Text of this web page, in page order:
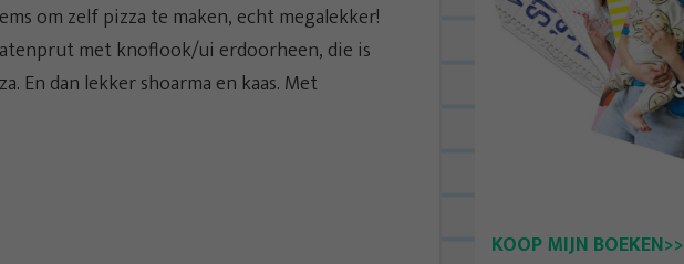
om zelf pizza te maken, echt megalekker!
met knoflook/ui erdoorheen, die is
En dan lekker shoarma en kaas. Met
KOOP MIJN BOEKEN>>